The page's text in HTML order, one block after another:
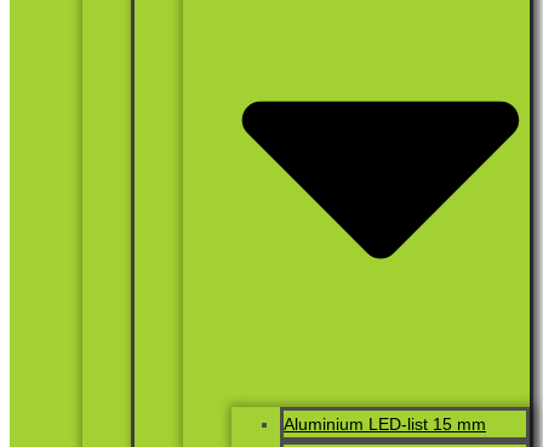
Aluminium LED-list 15 mm